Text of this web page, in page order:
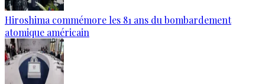
Hiroshima commémore les 81 ans du bombardement
atomique américain